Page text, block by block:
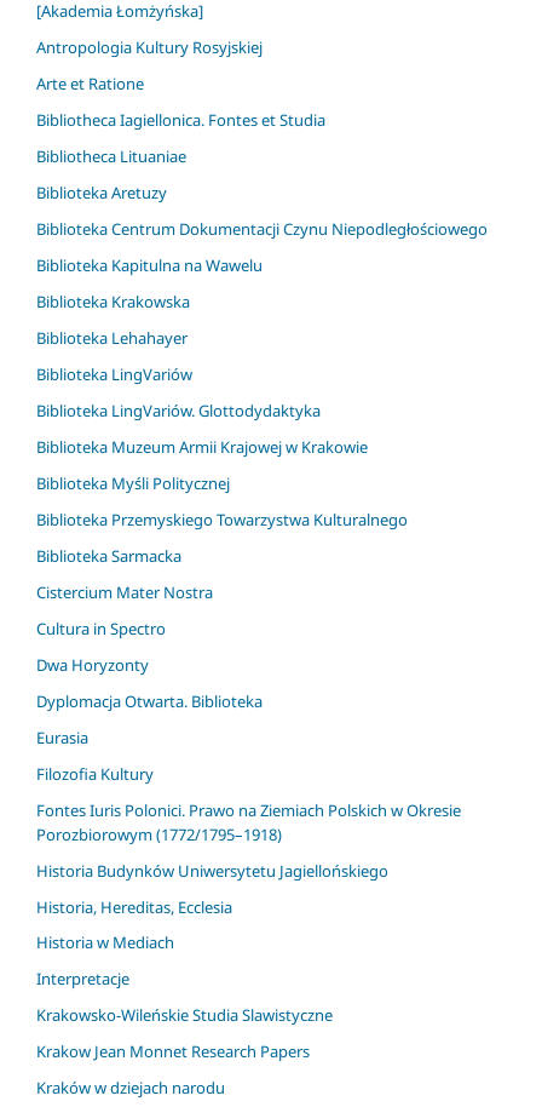
[Akademia Łomżyńska]
Antropologia Kultury Rosyjskiej
Arte et Ratione
Bibliotheca Iagiellonica. Fontes et Studia
Bibliotheca Lituaniae
Biblioteka Aretuzy
Biblioteka Centrum Dokumentacji Czynu Niepodległościowego
Biblioteka Kapitulna na Wawelu
Biblioteka Krakowska
Biblioteka Lehahayer
Biblioteka LingVariów
Biblioteka LingVariów. Glottodydaktyka
Biblioteka Muzeum Armii Krajowej w Krakowie
Biblioteka Myśli Politycznej
Biblioteka Przemyskiego Towarzystwa Kulturalnego
Biblioteka Sarmacka
Cistercium Mater Nostra
Cultura in Spectro
Dwa Horyzonty
Dyplomacja Otwarta. Biblioteka
Eurasia
Filozofia Kultury
Fontes Iuris Polonici. Prawo na Ziemiach Polskich w Okresie
Porozbiorowym (1772/1795–1918)
Historia Budynków Uniwersytetu Jagiellońskiego
Historia, Hereditas, Ecclesia
Historia w Mediach
Interpretacje
Krakowsko-Wileńskie Studia Slawistyczne
Krakow Jean Monnet Research Papers
Kraków w dziejach narodu